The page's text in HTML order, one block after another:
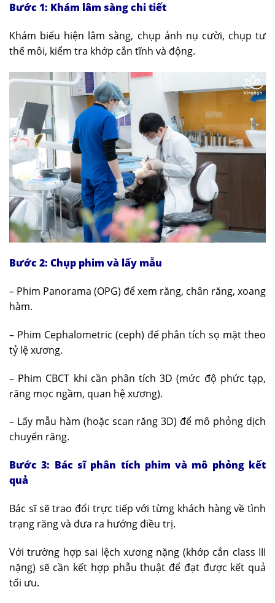
Bước 1: Khám lâm sàng chi tiết
Khám biểu hiện lâm sàng, chụp ảnh nụ cười, chụp tư
thế môi, kiểm tra khớp cắn tĩnh và động.
Bước 2: Chụp phim và lấy mẫu
– Phim Panorama (OPG) để xem răng, chân răng, xoang
hàm.
– Phim Cephalometric (ceph) để phân tích sọ mặt theo
tỷ lệ xương.
– Phim CBCT khi cần phân tích 3D (mức độ phức tạp,
răng mọc ngầm, quan hệ xương).
– Lấy mẫu hàm (hoặc scan răng 3D) để mô phỏng dịch
chuyển răng.
Bước 3: Bác sĩ phân tích phim và mô phỏng kết
quả
Bác sĩ sẽ trao đổi trực tiếp với từng khách hàng về tình
trạng răng và đưa ra hướng điều trị.
Với trường hợp sai lệch xương nặng (khớp cắn class III
nặng) sẽ cần kết hợp phẫu thuật để đạt được kết quả
tối ưu.